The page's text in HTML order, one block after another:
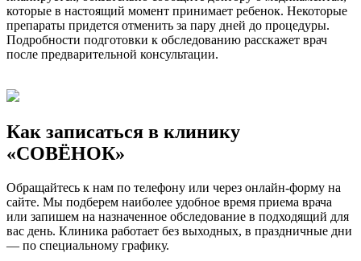
которые в настоящий момент принимает ребенок. Некоторые
препараты придется отменить за пару дней до процедуры.
Подробности подготовки к обследованию расскажет врач
после предварительной консультации.
Как записаться в клинику
«СОВЁНОК»
Обращайтесь к нам по телефону или через онлайн-форму на
сайте. Мы подберем наиболее удобное время приема врача
или запишем на назначенное обследование в подходящий для
вас день. Клиника работает без выходных, в праздничные дни
— по специальному графику.